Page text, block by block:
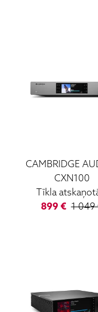
CAMBRIDGE
CXN100
Tīkla
899€ 1 049